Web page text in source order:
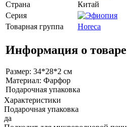
Страна
Китай
Серия
Товарная группа
Horeca
Информация о товаре
Размер: 34*28*2 см
Материал: Фарфор
Подарочная упаковка
Характеристики
Подарочная упаковка
да